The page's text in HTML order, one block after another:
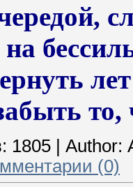
1805 Author:
(0)